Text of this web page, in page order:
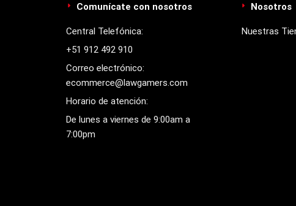
Comunícate con nosotros
Central Telefónica:
+51 912 492 910
Correo electrónico:
ecommerce@lawgamers.com
Horario de atención:
De lunes a viernes de 9:00am a
7:00pm
Nosotros
Nuestras